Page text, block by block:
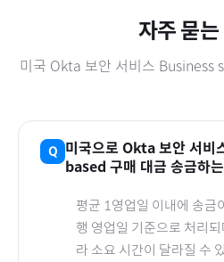
자주 묻
미국 Okta 보안 서비스 Business
미국으로 Okta 보안 서
based 구매 대금 송금하
평균 1영업일 이내에 송금
행 영업일 기준으로 처리
라 소요 시간이 달라질 수